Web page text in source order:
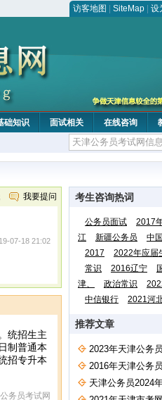
访客地图 SiteMap 设
础知识 面试相关 在线咨询
我要提问
07-18 21:02
统招生主
制普通本
招专升本
务员考试网
考生咨询热词
公务员面试 2017
江
新疆公务员 中
2017
2022年应届
常识
2016辽宁
津、
政治常识
中信银行
2021河
推荐文章
2023年天津公务
2016年天津公务
天津公务员2024